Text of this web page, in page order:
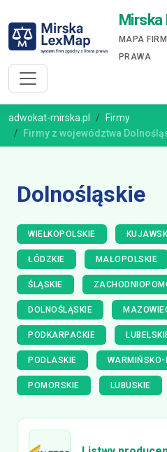
Mirska
MAPA
PRAWA
adwokat-mirska.pl
Firmy
Firmy z województwa
Dolnośląskie
WIELKOPOLSKIE
ŁÓDZKIE MAŁOPOLSKIE
ŚLĄSKIE
DOLNOŚLĄSKIE
PODKARPACKIE
PODLASKIE
POMORSKIE LUBUSKIE